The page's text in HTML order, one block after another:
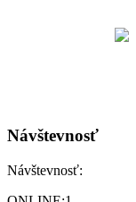
Návštevnosť
Návštevnosť: